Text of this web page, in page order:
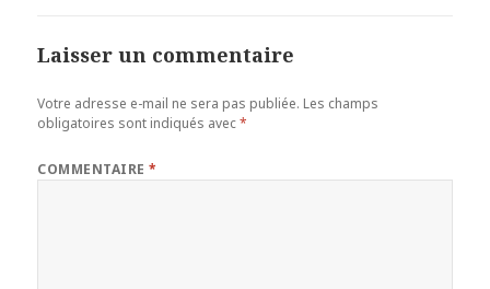
Laisser un commentaire
Votre adresse e-mail ne sera pas publiée. Les champs
obligatoires sont indiqués avec*
COMMENTAIRE*